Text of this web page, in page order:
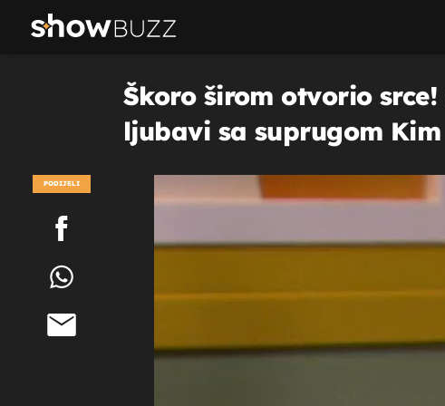
Škoro širom otvorio
ljubavi sa suprugom Kim
PODIJELI
POGLEDAJ